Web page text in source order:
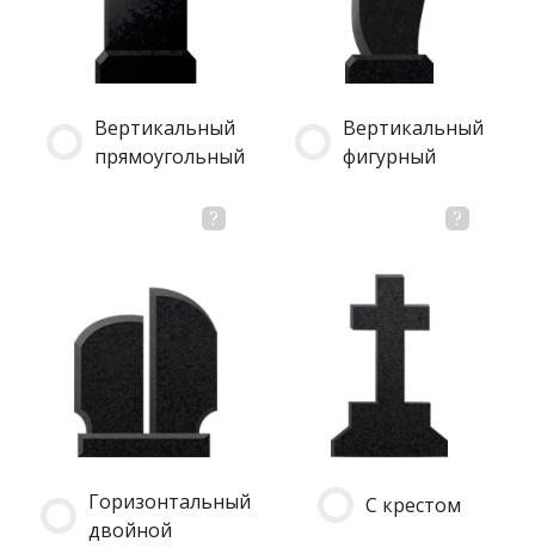
Вертикальный
прямоугольный
Вертикальный
фигурный
Горизонтальный
двойной
С крестом